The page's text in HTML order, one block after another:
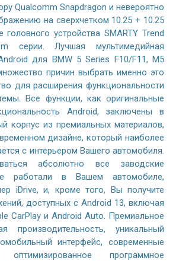
Qualcomm Snapdragon и невероятно
на сверхчетком 10.25 + 10.25
головного устройства SMARTY Trend
серии. Лучшая мультимедийная
для BMW 5 Series F10/F11, M5
причин выбрать именно это
для расширения функциональности
Все функции, как оригинальные
Android, заключены в
корпус из премиальных материалов,
дизайне, который наиболее
с интерьером Вашего автомобиля.
абсолютно все заводские
работали в Вашем автомобиле,
iDrive, и, кроме того, Вы получите
доступных с Android 13, включая
CarPlay и Android Auto. Премиальное
производительность, уникальный
интерфейс, современные
программное